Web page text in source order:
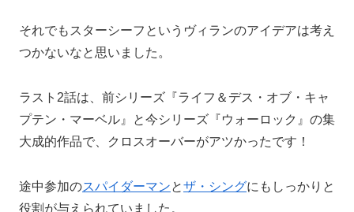
それでもスターシーフというヴィランのアイデアは考え
つかないなと思いました。
ラスト2話は、前シリーズ『ライフ＆デス・オブ・キャ
プテン・マーベル』と今シリーズ『ウォーロック』の集
大成的作品で、クロスオーバーがアツかったです！
途中参加のスパイダーマンとザ・シングにもしっかりと
役割が与えられていました。